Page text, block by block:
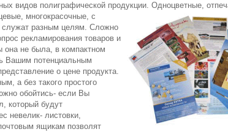
видов полиграфической продукции. Одноцветные,
многокрасочные, с
служат разным целям. Сложно
рекламирования товаров и
она не была, в компактном
Вашим потенциальным
о цене продукта.
а без такого простого
обойтись- если Вы
который будут
невелик- листовки,
ящикам позволят